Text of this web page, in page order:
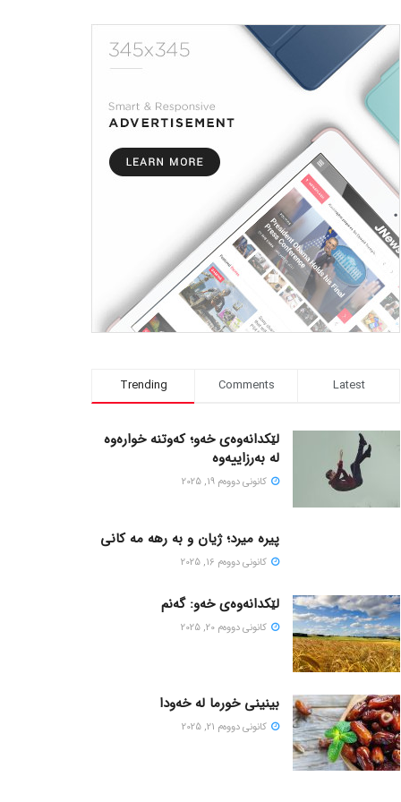
Trending Comments Latest
لێکدانەوەی خەو؛ کەوتنە خوارەوە
لە بەرزاییەوە
كانونی دووه‌م 19, 2025
پیره میرد؛ ژیان و به رهه مه کانی
كانونی دووه‌م 16, 2025
لێکدانەوەی خەو: گەنم
كانونی دووه‌م 20, 2025
بینینی خورما لە خەودا
كانونی دووه‌م 21, 2025